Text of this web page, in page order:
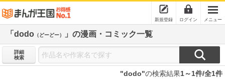
新規登録 ログイン メニュー
「dodo （どーどー） 」の漫画・コミック一覧
詳細
検索
"dodo"の検索結果1～1件/全1件